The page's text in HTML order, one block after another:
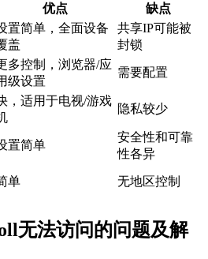
优点 缺点
置简单，全面设备
盖
共享IP可能被
封锁
多控制，浏览器/应
级设置
需要配置
，适用于电视/游戏
隐私较少
置简单
安全性和可靠
性各异
单 无地区控制
无法访问的问题及解